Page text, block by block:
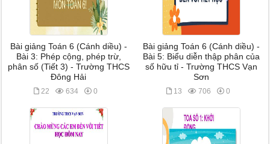
Bài giảng Toán 6 (Cánh diều) -
Bài 3: Phép cộng, phép trừ,
phân số (Tiết 3) - Trường THCS
Đông Hải
22 634 0
Bài giảng Toán 6 (Cánh diều) -
Bài 5: Biểu diễn thập phân của
số hữu tỉ - Trường THCS Vạn
Sơn
13 706 0